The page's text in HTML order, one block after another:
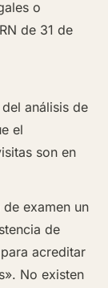
o
de 31 de
análisis de
el
son en
examen un
de
acreditar
No existen